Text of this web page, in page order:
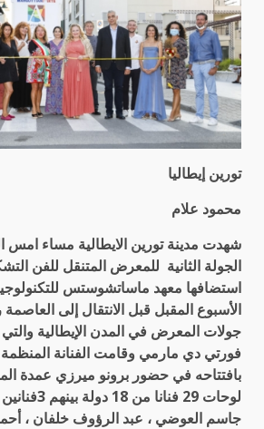
تورين إيطاليا
محمود علام
شهدت مدينة تورين الايطالية مساء امس
الجولة الثانية للمعرض المتنقل للفن
استضافها معهد ماساتشوستس
الأسبوع المقبل قبل الانتقال إلى
جولات المعرض في المدن الإيطالية
فورتي دي مارمي وقامت الفنانة المنظمة
بافتتاحه في حضور برونو ميرزي عمدة
لوحات 29
جاسم العوضي ، عبد الرؤوف خلفان ،